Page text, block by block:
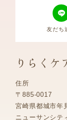
友だち
りらくケ
住所
〒885-0017
宮崎県都城市年
ニューサンシテ